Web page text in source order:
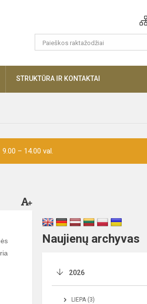
STRUKTŪRA IR KONTAKTAI
– 14.00 val.
Naujienų archyvas
2026
LIEPA (3)